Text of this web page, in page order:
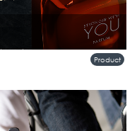
ล่าเรื่องราวของตัวเราแต่ละคน
บางกลิ่นบอกถึงบุคลิกภาพ และ
Product